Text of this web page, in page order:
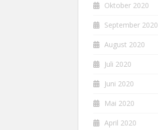
Oktober 2020
September 2020
August 2020
Juli 2020
Juni 2020
Mai 2020
April 2020